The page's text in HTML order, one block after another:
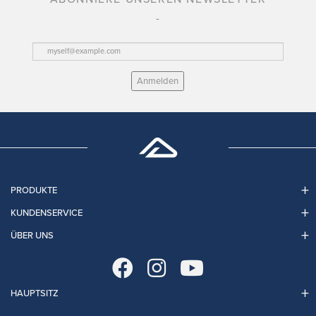
Anmelden
PRODUKTE
KUNDENSERVICE
ÜBER UNS
HAUPTSITZ